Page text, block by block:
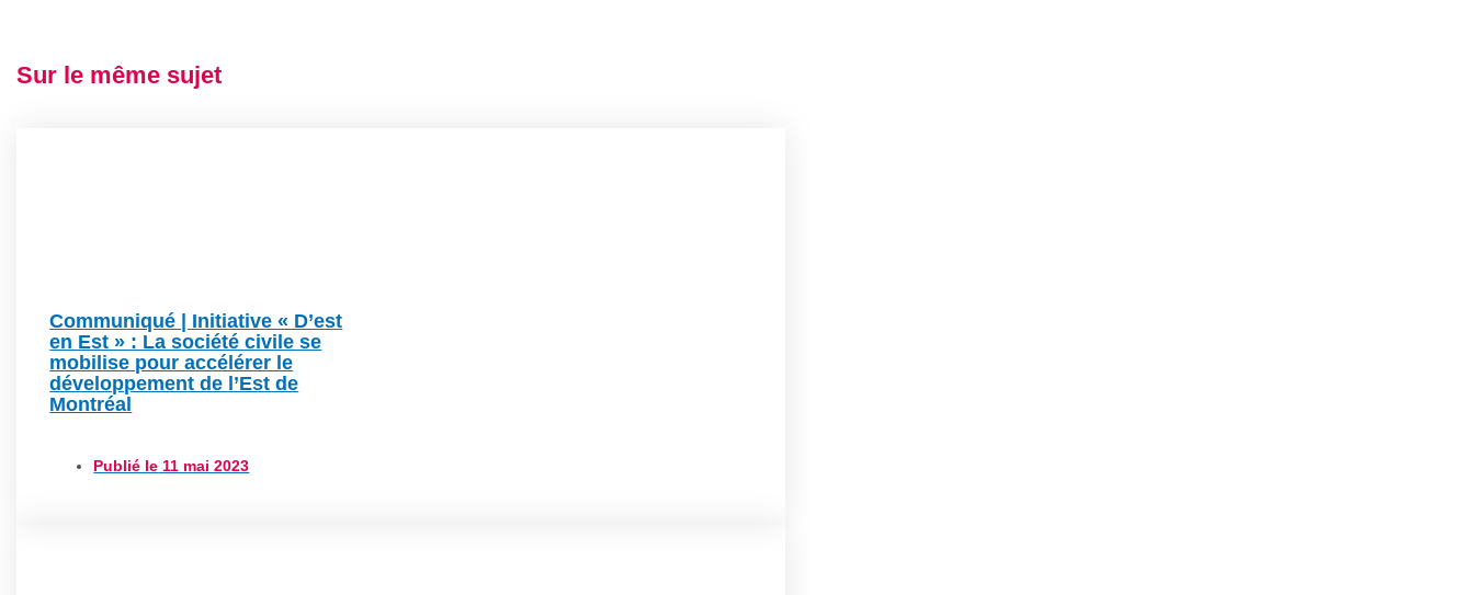
Sur le même sujet
Communiqué | Initiative « D’est
en Est » : La société civile se
mobilise pour accélérer le
développement de l’Est de
Montréal
Publié le 11 mai 2023